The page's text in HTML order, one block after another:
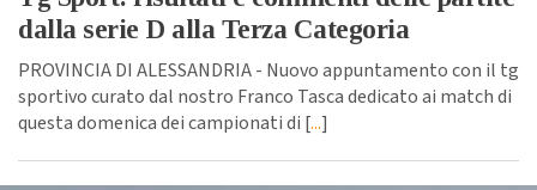
dalla serie D alla Terza Categoria
PROVINCIA DI ALESSANDRIA - Nuovo appuntamento con il tg
sportivo curato dal nostro Franco Tasca dedicato ai match di
questa domenica dei campionati di [...]